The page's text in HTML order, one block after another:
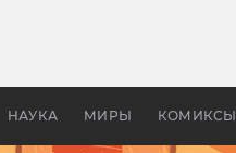
НАУКА МИРЫ КОМИКСЫ
«Властелина колец»